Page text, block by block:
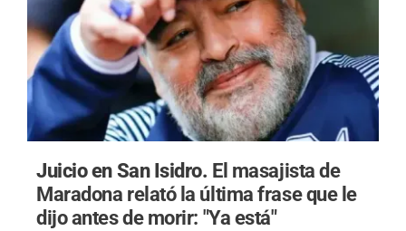
Juicio en San Isidro. El masajista de
Maradona relató la última frase que le
dijo antes de morir: "Ya está"